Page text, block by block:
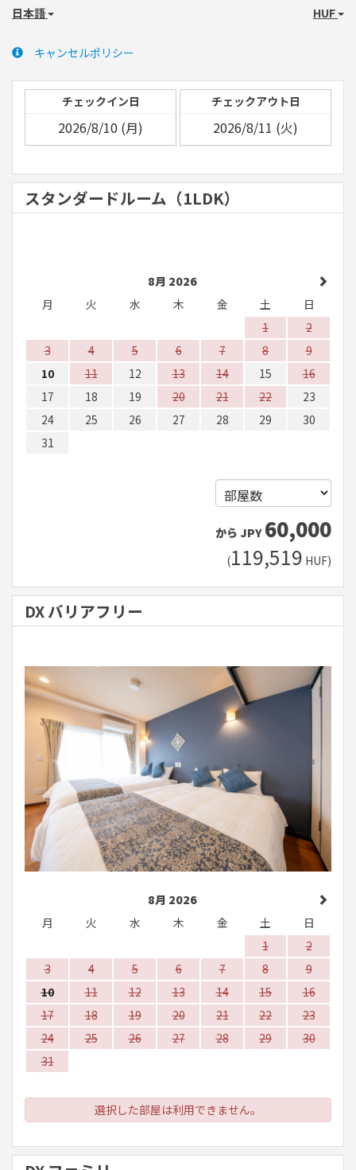
日本語 HUF
キャンセルポリシー
チェックイン日 チェックアウト日
スタンダードルーム（1LDK）
8月 2026
月
火 水 木 金 土
日
1
2
3
4 5 6 7 8
9
10
11 12 13 14 15
16
17
18 19 20 21 22
23
24
25 26 27 28 29
30
31
から JPY 60,000
(119,519 HUF)
DX バリアフリー
8月 2026
月
火 水 木 金 土
日
1
2
3
4 5 6 7 8
9
10
11 12 13 14 15
16
17
18 19 20 21 22
23
24
25 26 27 28 29
30
31
選択した部屋は利用できません。